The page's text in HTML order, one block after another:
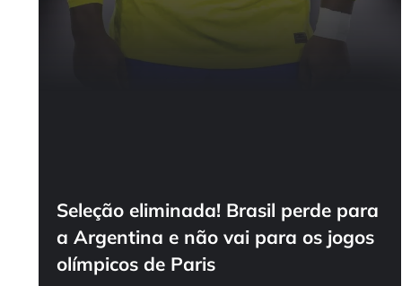
Seleção eliminada! Brasil perde para
a Argentina e não vai para os jogos
olímpicos de Paris